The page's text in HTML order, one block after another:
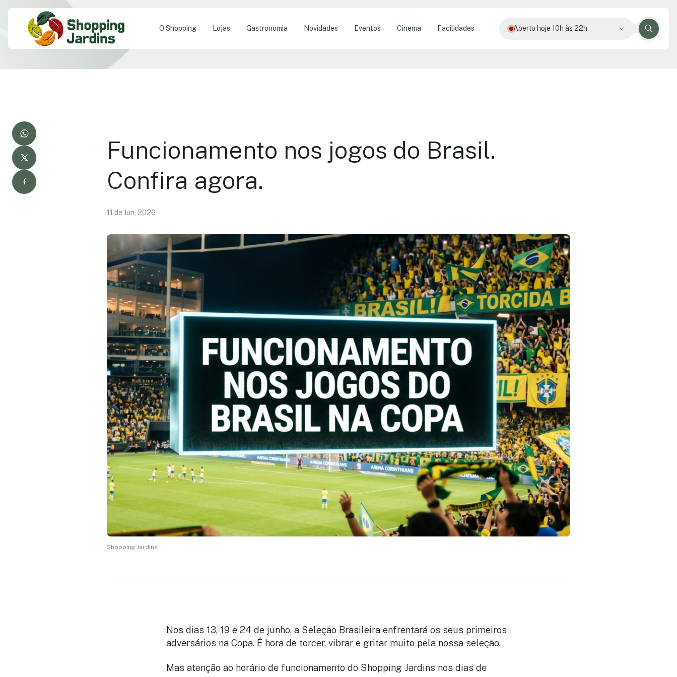
O Shopping Lojas Gastronomia Novidades Eventos Cinema Facilidades Aberto hoje 10h às 22h
Funcionamento nos jogos do Brasil.
Confira agora.
11 de Jun, 2026
Shopping Jardins
Nos dias 13, 19 e 24 de junho, a Seleção Brasileira enfrentará os seus primeiros
adversários na Copa. É hora de torcer, vibrar e gritar muito pela nossa seleção.
Mas atenção ao horário de funcionamento do Shopping Jardins nos dias de